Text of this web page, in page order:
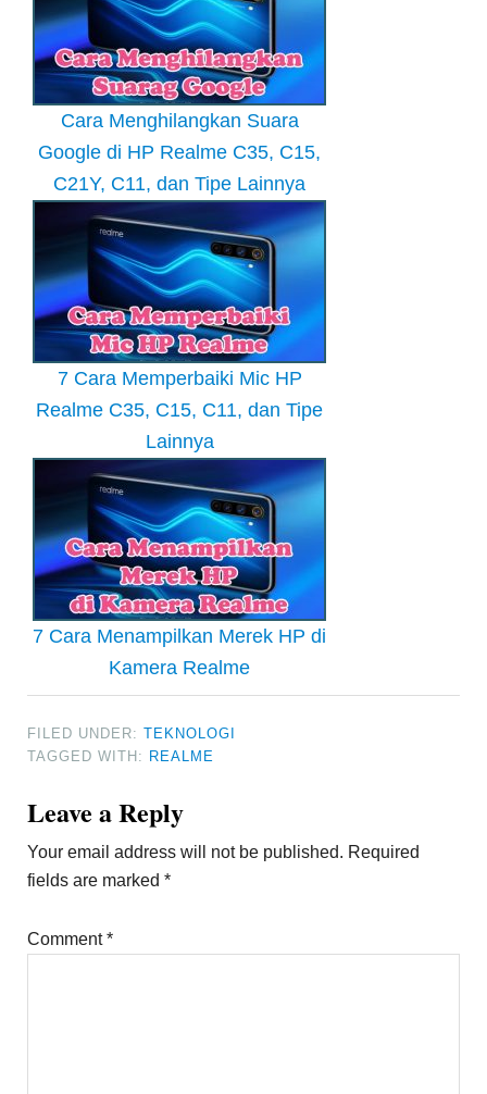
Cara Menghilangkan Suara
Google di HP Realme C35, C15,
C21Y, C11, dan Tipe Lainnya
7 Cara Memperbaiki Mic HP
Realme C35, C15, C11, dan Tipe
Lainnya
7 Cara Menampilkan Merek HP di
Kamera Realme
FILED UNDER:TEKNOLOGI
TAGGED WITH: REALME
Reader
Interactions
Leave a Reply
Your email address will not be published. Required
fields are marked*
Comment*